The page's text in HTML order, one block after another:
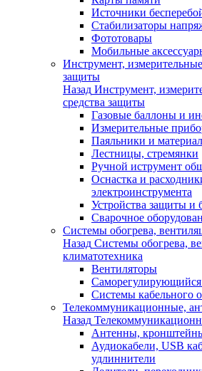
Источники
Стабилизаторы
Фототовары
Мобильные
Инструмент,
защиты
Назад Инструмент,
средства защиты
Газовые баллоны и
Измерительные
Паяльники и
Лестницы, стремянки
Ручной иструмент
Оснастка и
электроинструмента
Устройства защиты и
Сварочное
Системы обогрева,
Назад Системы обогрева,
климатотехника
Вентиляторы
Саморегулирующийся
Системы кабельного
Телекоммуникационные,
Назад
Антенны,
Аудиокабели, USB
удлиннители